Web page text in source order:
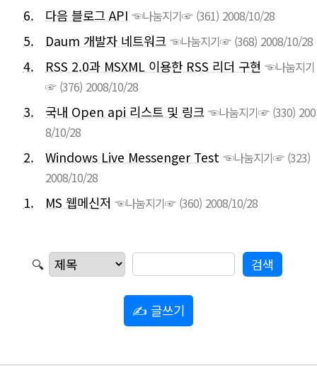
6. 다음 블로그 API ☜나눔지기☞ (361) 2008/10/28
5. Daum 개발자 네트워크 ☜나눔지기☞ (368) 2008/10/28
4. RSS 2.0과 MSXML 이용한 RSS 리더 구현 ☜나눔지기
☞ (376) 2008/10/28
3. 국내 Open api 리스트 및 링크 ☜나눔지기☞ (330) 200
8/10/28
2. Windows Live Messenger Test ☜나눔지기☞ (323)
2008/10/28
1. MS 웹메신저 ☜나눔지기☞ (360) 2008/10/28
🔍
✍ 글쓰기